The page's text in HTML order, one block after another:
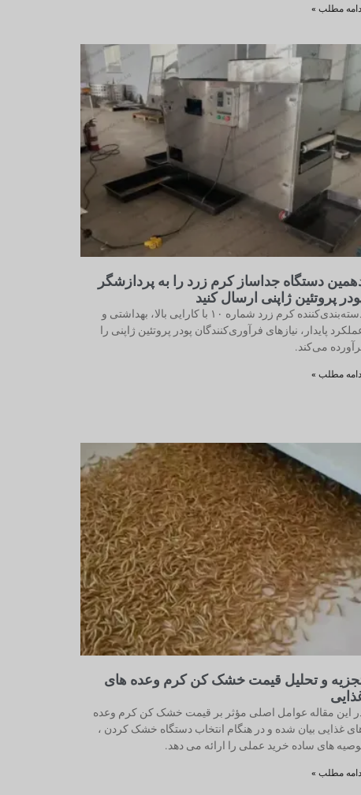
ادامه مطلب »
دستگاه جداساز کرم زرد را به پردازشگر
پروتئین ژاپنی ارسال کنید
دسته‌بندی‌کننده کرم زرد شماره ۱۰ با کارایی بالا، بهداشتی و
پایدار، نیازهای فرآوری‌کنندگان پودر پروتئین ژاپنی را
می‌کند.
ادامه مطلب »
و تحلیل قیمت خشک کن کرم وعده های
این مقاله عوامل اصلی مؤثر بر قیمت خشک کن کرم وعده
غذایی بیان شده و در هنگام انتخاب دستگاه خشک کردن ،
های ساده خرید عملی را ارائه می دهد.
ادامه مطلب »